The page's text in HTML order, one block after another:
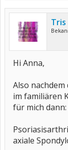
Tris
Hi Anna,
Also
im familiären
für mich dann:
axiale